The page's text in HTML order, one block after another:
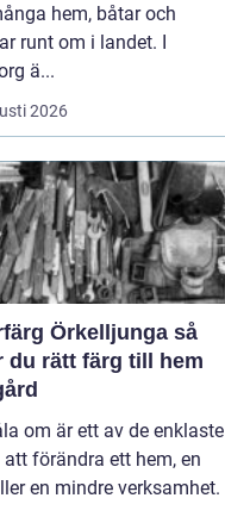
hem, båtar och
runt om i landet. I
ä...
2026
Örkelljunga så
du rätt färg till hem
om är ett av de enklaste
förändra ett hem, en
en mindre verksamhet.